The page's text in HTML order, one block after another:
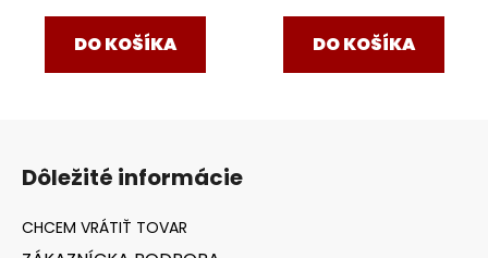
DO KOŠÍKA DO KOŠÍKA
Dôležité informácie